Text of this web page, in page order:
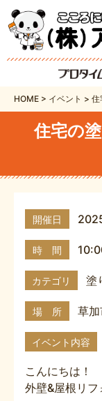
HOME > イベント > 住
住宅の
開催日
時 間
カテゴリ 塗
場 所 草
イベント内容
こんにちは！
外壁&屋根リフ